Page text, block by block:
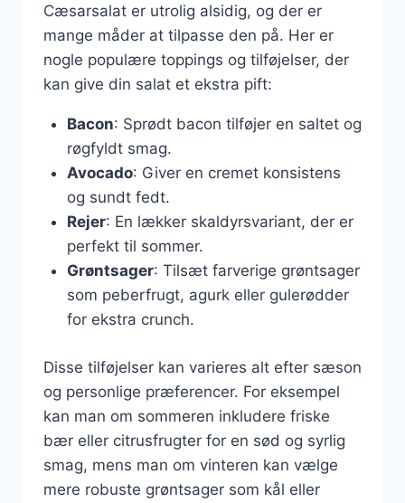
Cæsarsalat er utrolig alsidig, og der er
mange måder at tilpasse den på. Her er
nogle populære toppings og tilføjelser, der
kan give din salat et ekstra pift:
Bacon: Sprødt bacon tilføjer en saltet og
røgfyldt smag.
Avocado: Giver en cremet konsistens
og sundt fedt.
Rejer: En lækker skaldyrsvariant, der er
perfekt til sommer.
Grøntsager: Tilsæt farverige grøntsager
som peberfrugt, agurk eller gulerødder
for ekstra crunch.
Disse tilføjelser kan varieres alt efter sæson
og personlige præferencer. For eksempel
kan man om sommeren inkludere friske
bær eller citrusfrugter for en sød og syrlig
smag, mens man om vinteren kan vælge
mere robuste grøntsager som kål eller